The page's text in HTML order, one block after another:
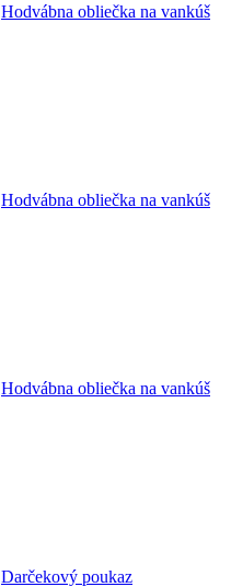
Hodvábna obliečka na vankúš
Hodvábna obliečka na vankúš
Hodvábna obliečka na vankúš
Darčekový poukaz